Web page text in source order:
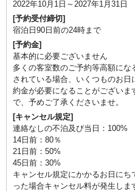
※本プランは「90日前まで」のご予
※通常プランとキャンセル規定が異な
※お料理アップグレードはご予約時
★Michelin Guide 愛知・岐阜・三重
For customers residing overseas
Japan, we kindly request that
credit card payment only. If a
payment, it will need to be
card payment.
✳︎✳︎豆情報✳︎✳︎
●当館は、いろいろな観光地に行く
旅の拠点にするには絶好の旅館で
2022年10月1日～2027年1月31日
[予約受付締切]
宿泊日90日前の24時まで
[予約金]
基本的に必要ございません
多くの客室数のご予約等高額に
されている場合、いくつものお
約金が必要になることがござい
で、予めご了承くださいませ。
[キャンセル規定]
連絡なしの不泊及び当日：
14日前：80％
21日前：50%
45日前：30%
キャンセル規定にかかるお日に
った場合キャンセル料が発生しま